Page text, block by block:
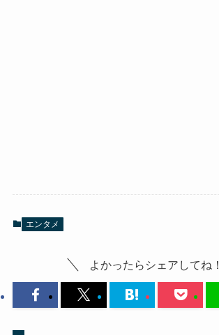
エンタメ
よかったらシェアしてね！